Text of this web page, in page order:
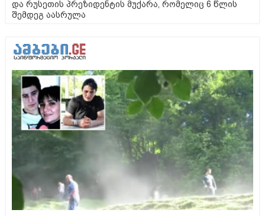
და რუსეთის პრეზიდენტის მუქარა, რომელიც 6 წლის
შემდეგ აასრულა